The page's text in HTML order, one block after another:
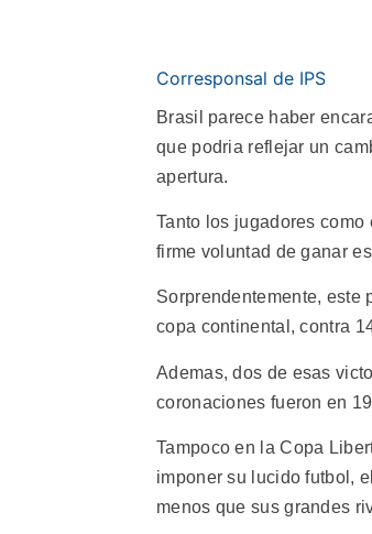
Corresponsal de IPS
Brasil parece haber
que podria reflejar un
apertura.
Tanto los jugadores
firme voluntad de ganar
Sorprendentemente, este
copa continental, contra
Ademas, dos de esas
coronaciones fueron en
Tampoco en la Copa
imponer su lucido futbol,
menos que sus grandes